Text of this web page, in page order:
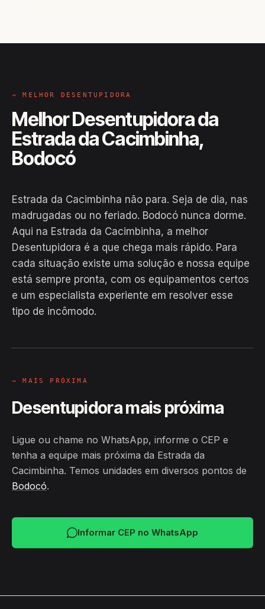
→ MELHOR DESENTUPIDORA
Melhor Desentupidora da
Estrada da Cacimbinha,
Bodocó
Estrada da Cacimbinha não para. Seja de dia, nas
madrugadas ou no feriado. Bodocó nunca dorme.
Aqui na Estrada da Cacimbinha, a melhor
Desentupidora é a que chega mais rápido. Para
cada situação existe uma solução e nossa equipe
está sempre pronta, com os equipamentos certos
e um especialista experiente em resolver esse
tipo de incômodo.
Hiroshiro · Estrada da Cacimbinha,
→ MAIS PRÓXIMA
Desentupidora mais próxima
Ligue ou chame no WhatsApp, informe o CEP e
tenha a equipe mais próxima da Estrada da
Cacimbinha. Temos unidades em diversos pontos de
Bodocó.
Informar CEP no WhatsApp